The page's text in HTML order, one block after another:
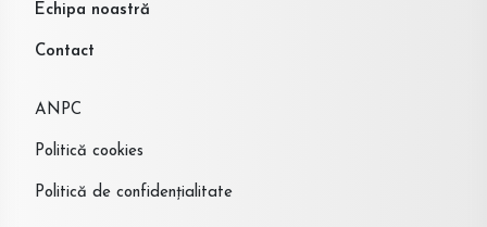
Echipa noastră
Contact
ANPC
Politică cookies
Politică de confidențialitate